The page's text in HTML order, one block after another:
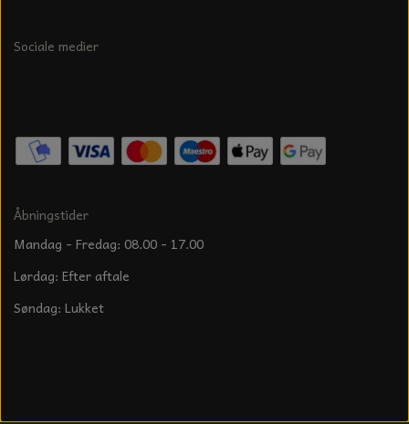
Sociale medier
Åbningstider
Mandag - Fredag: 08.00 - 17.00
Lørdag: Efter aftale
Søndag: Lukket